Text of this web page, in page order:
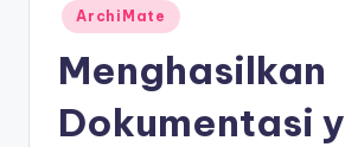
Posted
in
ArchiMate
Menghasilkan
Dokumentasi